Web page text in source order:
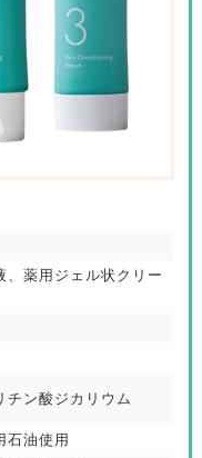
、薬用ジェル状クリー
チン酸ジカリウム
石油使用